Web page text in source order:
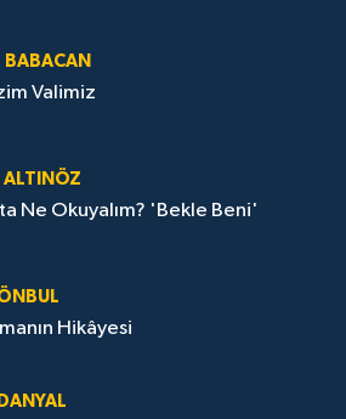
BABACAN
Valimiz
ALTINÖZ
Ne Okuyalım? 'Bekle Beni'
Hikâyesi